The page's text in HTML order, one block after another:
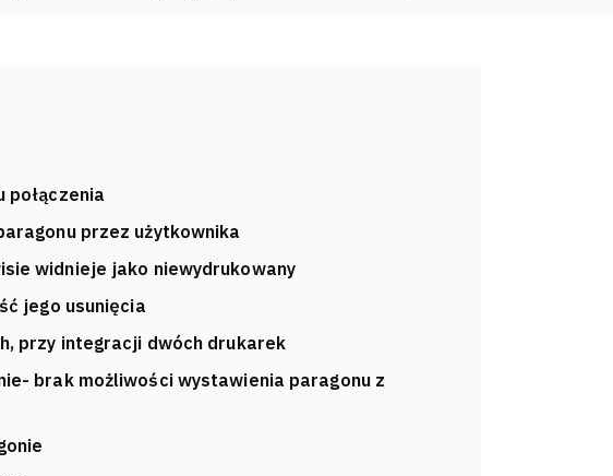
połączenia
przez użytkownika
widnieje jako niewydrukowany
jego usunięcia
przy integracji dwóch drukarek
brak możliwości wystawienia paragonu z